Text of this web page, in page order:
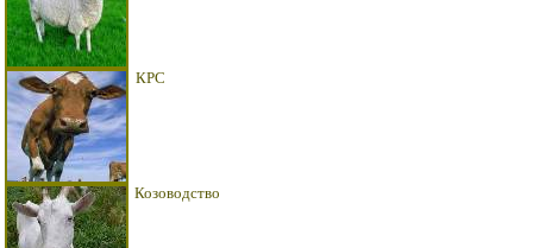
КРС
Козоводство